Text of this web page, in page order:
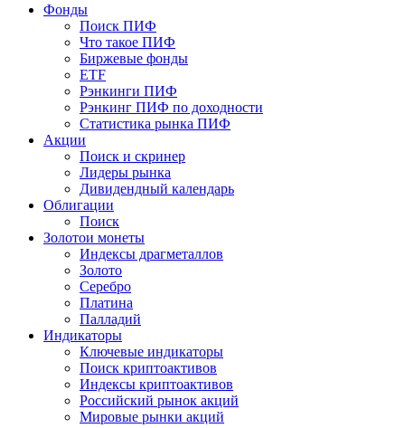
Фонды
Поиск ПИФ
Что такое ПИФ
Биржевые фонды
ETF
Рэнкинги ПИФ
Рэнкинг ПИФ по доходности
Статистика рынка ПИФ
Акции
Поиск и скринер
Лидеры рынка
Дивидендный календарь
Облигации
Поиск
Золотои монеты
Индексы драгметаллов
Золото
Серебро
Платина
Палладий
Индикаторы
Ключевые индикаторы
Поиск криптоактивов
Индексы криптоактивов
Российский рынок акций
Мировые рынки акций